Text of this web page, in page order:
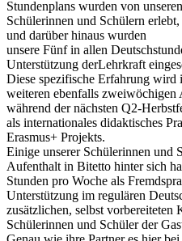
Stundenplans wurden von unseren
Schülerinnen und Schülern erlebt,
und darüber hinaus wurden
unsere Fünf in allen
Unterstützung derLehrkraft
Diese spezifische Erfahrung wird
weiteren ebenfalls zweiwöchigen
während der nächsten Q2-
als internationales didaktisches
Erasmus+ Projekts.
Einige unserer Schülerinnen und
Aufenthalt in Bitetto hinter sich
Stunden pro Woche als
Unterstützung im regulären
zusätzlichen, selbst vorbereiteten
Schülerinnen und Schüler der